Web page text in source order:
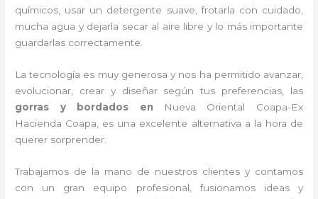
químicos, usar un detergente suave, frotarla con cuidado,
mucha agua y dejarla secar al aire libre y lo más importante
guardarlas correctamente.
La tecnología es muy generosa y nos ha permitido avanzar,
evolucionar, crear y diseñar según tus preferencias, las
gorras y bordados en
Nueva Oriental Coapa-Ex
Hacienda Coapa, es una excelente alternativa a la hora de
querer sorprender.
Trabajamos de la mano de nuestros clientes y contamos
con un gran equipo profesional, fusionamos ideas y